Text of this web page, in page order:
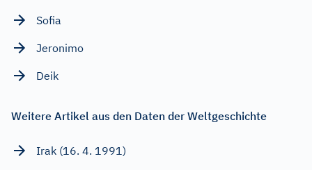
Sofia
Jeronimo
Deik
Weitere Artikel aus den Daten der Weltgeschichte
Irak (16. 4. 1991)